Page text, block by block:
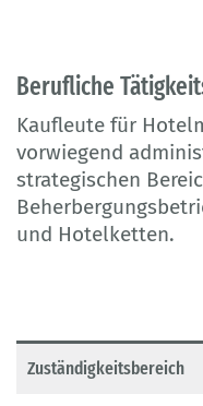
Berufliche
Kaufleute für
vorwiegend
strategischen
und Hotelketten.
Zuständigkeitsbereich